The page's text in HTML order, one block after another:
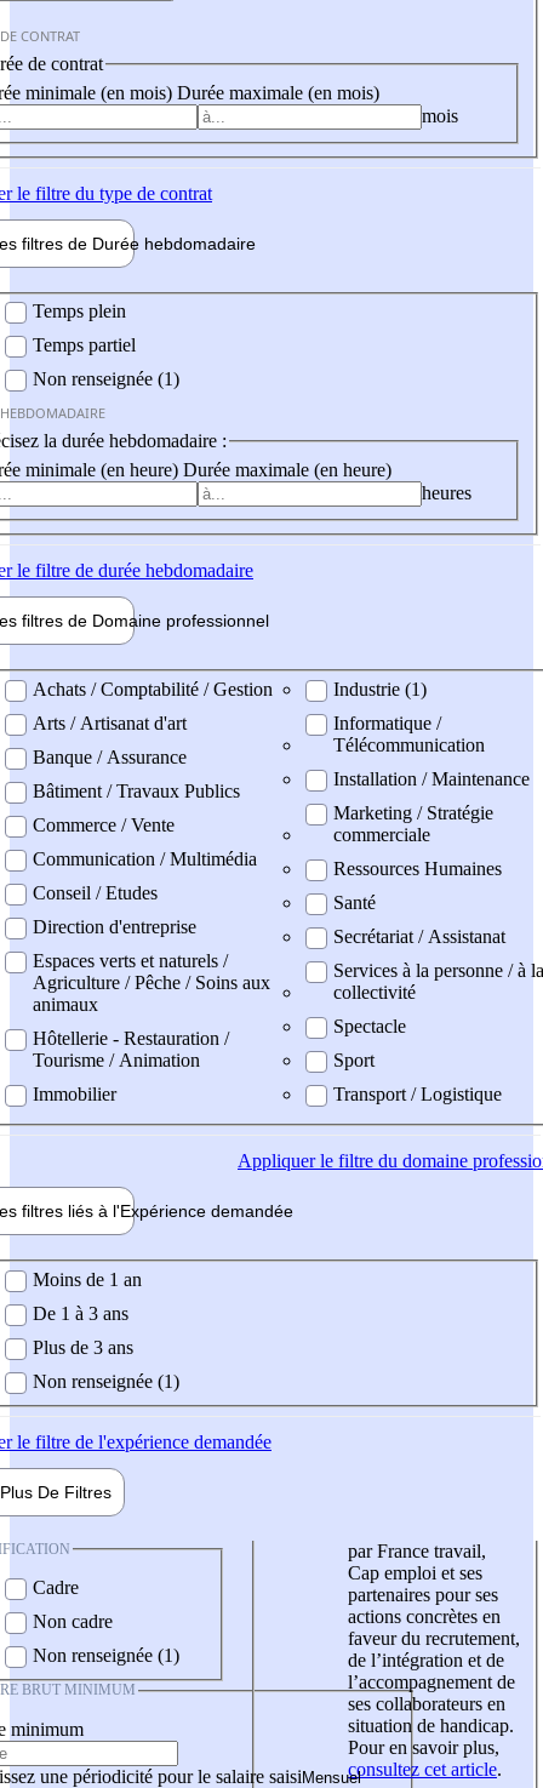
CONTRAT
de contrat
minimale (en mois) Durée maximale (en mois)
mois
le filtre du type de contrat
filtres de Durée hebdomadaire
Temps plein
Temps partiel
Non renseignée (1)
la durée hebdomadaire :
minimale (en heure) Durée maximale (en heure)
heures
le filtre de durée hebdomadaire
filtres de Domaine professionnel
professionel
Achats / Comptabilité / Gestion
Arts / Artisanat d'art
Banque / Assurance
Bâtiment / Travaux Publics
Commerce / Vente
Communication / Multimédia
Conseil / Etudes
Direction d'entreprise
Espaces verts et naturels /
Agriculture / Pêche / Soins aux
animaux
Hôtellerie - Restauration /
Tourisme / Animation
Immobilier
Industrie (1)
Informatique /
Télécommunication
Installation / Maintenance
Marketing / Stratégie
commerciale
Ressources Humaines
Santé
Secrétariat / Assistanat
Services à la personne / à la
collectivité
Spectacle
Sport
Transport / Logistique
Appliquerle filtre du domaine
filtres liés à l'Expérience demandée
demandée
Moins de 1 an
De 1 à 3 ans
Plus de 3 ans
Non renseignée (1)
le filtre de l'expérience demandée
Plus De Filtres
Cadre
Non cadre
Non renseignée (1)
BRUT MINIMUM
minimum
une périodicité pour le salaire saisi
par France travail,
Cap emploi et ses
partenaires pour ses
actions concrètes en
faveur du recrutement,
de l’intégration et de
l’accompagnement de
ses collaborateurs en
situation de handicap.
Pour en savoir plus,
consultez cet article.